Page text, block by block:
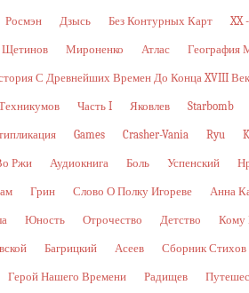
Росмэн Дзысь Без Контурных Карт XX
Щетинов Мироненко Атлас География
С Древнейших Времен До Конца XVIII
Часть I Яковлев Starbomb
Games Crasher-Vania Ryu
Ржи Аудиокнига Боль Успенский
Грин Слово О Полку Игореве Анна
Юность Отрочество Детство Кому
Багрицкий Асеев Сборник Стихов
Герой Нашего Времени Радищев